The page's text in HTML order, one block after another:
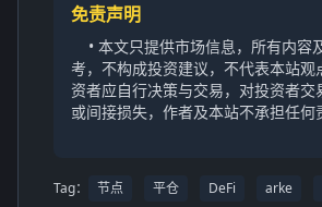
免责声明
• 本文只提供市场信息，所有内容
考，不构成投资建议，不代表本站观
资者应自行决策与交易，对投资者交
或间接损失，作者及本站不承担任何
Tag： 节点 平仓 DeFi arke